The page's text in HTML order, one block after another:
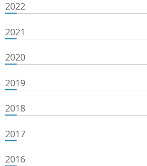
2022
2021
2020
2019
2018
2017
2016